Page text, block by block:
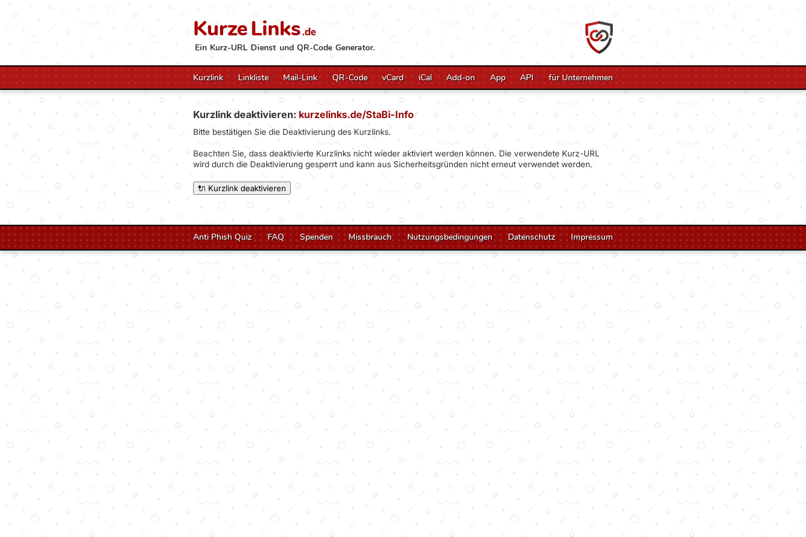
KurzeLinks.de
Ein Kurz-URL Dienst und QR-Code Generator.
Kurzlink Linkliste Mail-Link QR-Code vCard iCal Add-on App API für Unternehmen
Kurzlink deaktivieren:kurzelinks.de/StaBi-Info
Bitte bestätigen Sie die Deaktivierung des Kurzlinks.
Beachten Sie, dass deaktivierte Kurzlinks nicht wieder aktiviert werden können. Die verwendete Kurz-URL
wird durch die Deaktivierung gesperrt und kann aus Sicherheitsgründen nicht erneut verwendet werden.
Anti Phish Quiz FAQ Spenden Missbrauch Nutzungsbedingungen Datenschutz Impressum